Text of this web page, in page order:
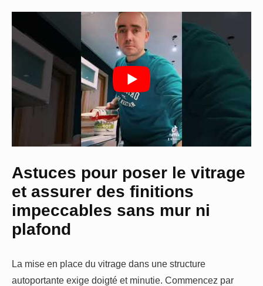
Astuces pour poser le vitrage
et assurer des finitions
impeccables sans mur ni
plafond
La mise en place du vitrage dans une structure
autoportante exige doigté et minutie. Commencez par